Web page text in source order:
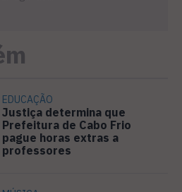
EDUCAÇÃO
Justiça determina que
Prefeitura de Cabo Frio
pague horas extras a
professores